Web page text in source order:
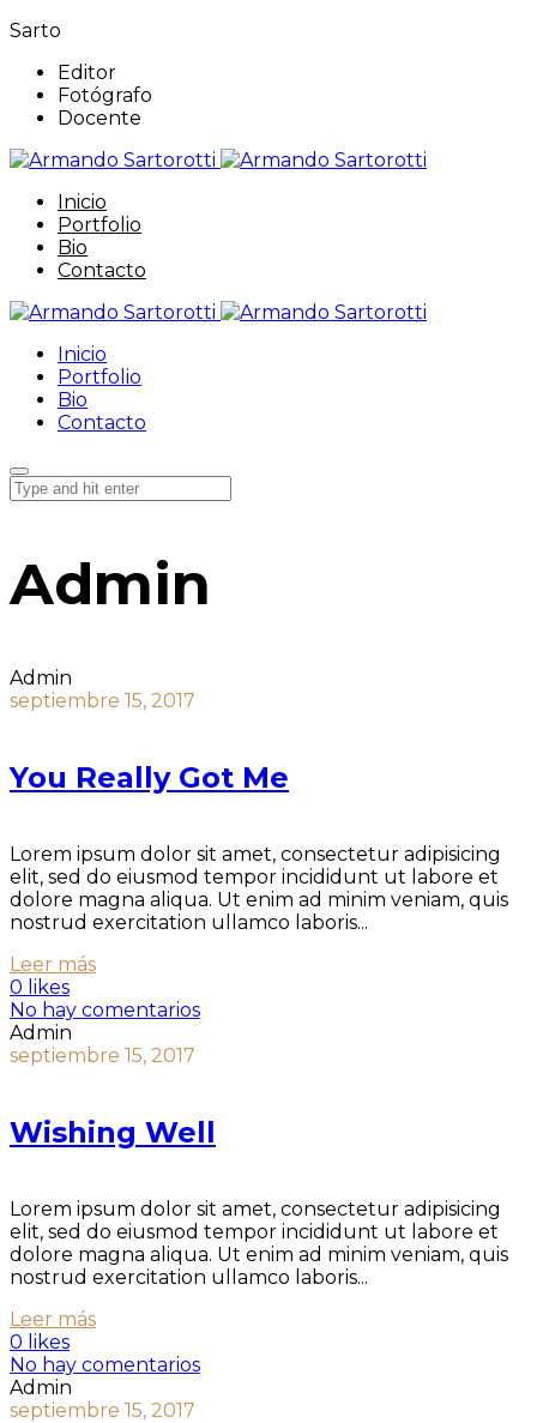
Sarto
Editor
Fotógrafo
Docente
Inicio
Portfolio
Bio
Contacto
Inicio
Portfolio
Bio
Contacto
Admin
Admin
septiembre 15, 2017
You Really Got Me
Lorem ipsum dolor sit amet, consectetur adipisicing
elit, sed do eiusmod tempor incididunt ut labore et
dolore magna aliqua. Ut enim ad minim veniam, quis
nostrud exercitation ullamco laboris...
Leer más
0 likes
No hay comentarios
Admin
septiembre 15, 2017
Wishing Well
Lorem ipsum dolor sit amet, consectetur adipisicing
elit, sed do eiusmod tempor incididunt ut labore et
dolore magna aliqua. Ut enim ad minim veniam, quis
nostrud exercitation ullamco laboris...
Leer más
0 likes
No hay comentarios
Admin
septiembre 15, 2017